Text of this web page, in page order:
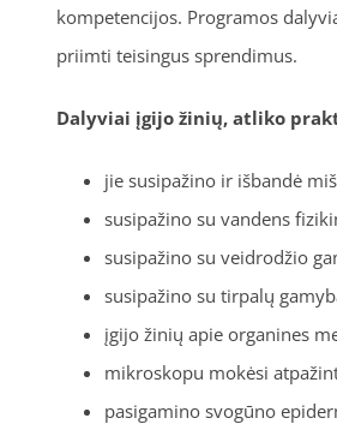
kompetencijos. Programos
priimti teisingus sprendimus.
Dalyviai įgijo žinių, atliko
jie susipažino ir išbandė
susipažino su vandens
susipažino su veidrodžio
susipažino su tirpalų
įgijo žinių apie organines
mikroskopu mokėsi
pasigamino svogūno